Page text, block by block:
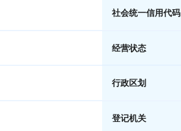
社会统一信用代码
经营状态
行政区划
登记机关